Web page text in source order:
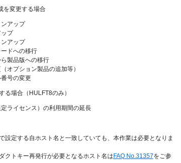
を変更する場合
アップ
プ
アップ
ドへの移行
製品版への移行
オプション製品の追加等）
号の変更
る場合（HULFT8のみ）
ライセンス）の利用期間の延長
設定する自ホスト名と一致していても、本作業は必要となりま
クトキー再発行が必要となるホスト名は FAQ No.31357をご参